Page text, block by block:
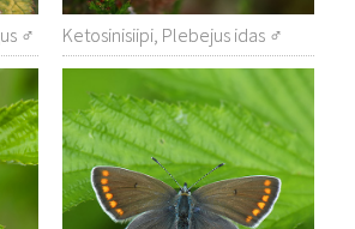
♂ Ketosinisiipi, Plebejus idas ♂